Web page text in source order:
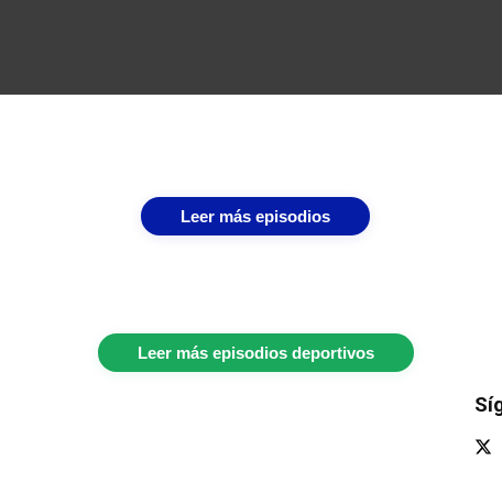
Leer más episodios
Leer más episodios deportivos